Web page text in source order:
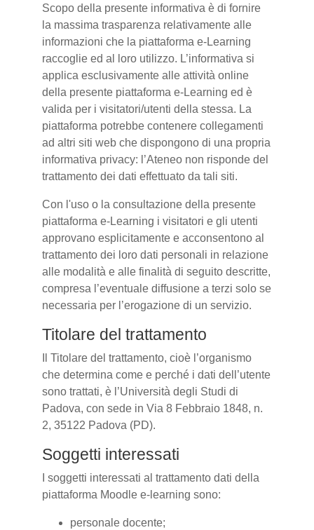
Scopo della presente informativa è di fornire
la massima trasparenza relativamente alle
informazioni che la piattaforma e-Learning
raccoglie ed al loro utilizzo. L’informativa si
applica esclusivamente alle attività online
della presente piattaforma e-Learning ed è
valida per i visitatori/utenti della stessa. La
piattaforma potrebbe contenere collegamenti
ad altri siti web che dispongono di una propria
informativa privacy: l’Ateneo non risponde del
trattamento dei dati effettuato da tali siti.
Con l'uso o la consultazione della presente
piattaforma e-Learning i visitatori e gli utenti
approvano esplicitamente e acconsentono al
trattamento dei loro dati personali in relazione
alle modalità e alle finalità di seguito descritte,
compresa l’eventuale diffusione a terzi solo se
necessaria per l’erogazione di un servizio.
Titolare del trattamento
Il Titolare del trattamento, cioè l’organismo
che determina come e perché i dati dell’utente
sono trattati, è l’Università degli Studi di
Padova, con sede in Via 8 Febbraio 1848, n.
2, 35122 Padova (PD).
Soggetti interessati
I soggetti interessati al trattamento dati della
piattaforma Moodle e-learning sono:
personale docente;